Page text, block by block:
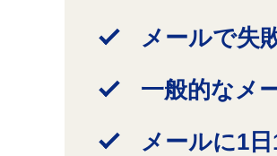
メールで失
一般的なメ
メールに1